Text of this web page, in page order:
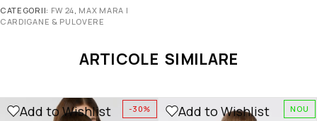
CATEGORII: FW 24, MAX MARA |
CARDIGANE & PULOVERE
ARTICOLE SIMILARE
-30%
Add to Wishlist NOU
Add to Wishlist